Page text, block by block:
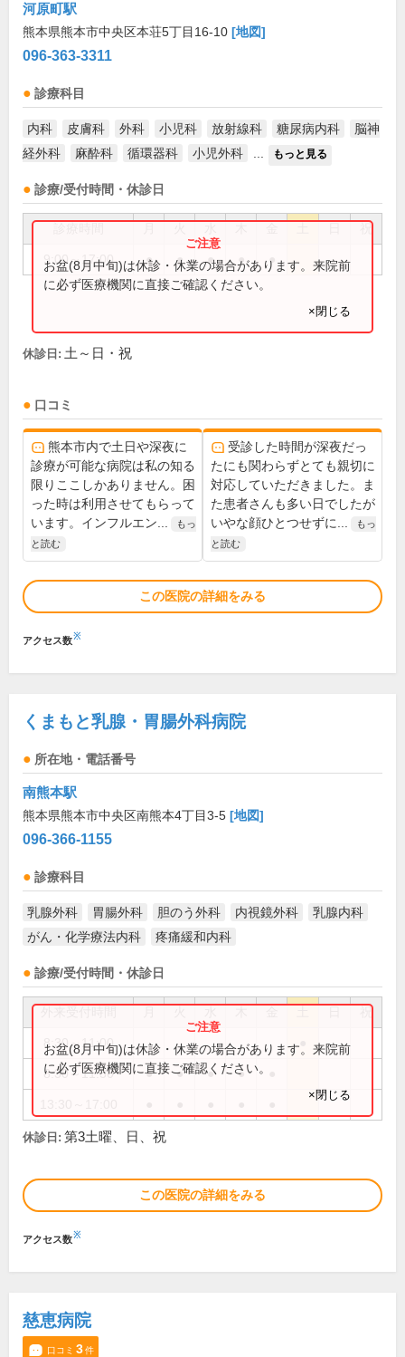
河原町駅
熊本県熊本市中央区本荘5丁目16-10 [地図]
096-363-3311
診療科目
内科 皮膚科 外科 小児科 放射線科 糖尿病内科
脳神
経外科
麻酔科 循環器科 小児外科 もっと見る
診療/受付時間・休診日
祝
9:00～17:00 ● ● ● ● ●
お盆(8月中旬)は休診・休業の場合があります。来院前
に必ず医療機関に直接ご確認ください。
×閉じる
休診日: 土～日・祝
口コミ
熊本市内で土日や深夜に
診療が可能な病院は私の知る
限りここしかありません。困
った時は利用させてもらって
います。インフルエン...
もっ
と読む
受診した時間が深夜だっ
たにも関わらずとても親切に
対応していただきました。ま
た患者さんも多い日でしたが
いやな顔ひとつせずに...
もっ
と読む
この医院の詳細をみる
アクセス数※
くまもと乳腺・胃腸外科病院
所在地・電話番号
南熊本駅
熊本県熊本市中央区南熊本4丁目3-5 [地図]
096-366-1155
診療科目
乳腺外科 胃腸外科 胆のう外科 内視鏡外科
乳腺内科
がん・化学療法内科
疼痛緩和内科
診療/受付時間・休診日
祝
8:30～11:00
8:30～11:30 ● ● ● ●
お盆(8月中旬)は休診・休業の場合があります。来院前
に必ず医療機関に直接ご確認ください。
×閉じる
休診日: 第3土曜、日、祝
この医院の詳細をみる
アクセス数※
慈恵病院
口コミ 3件